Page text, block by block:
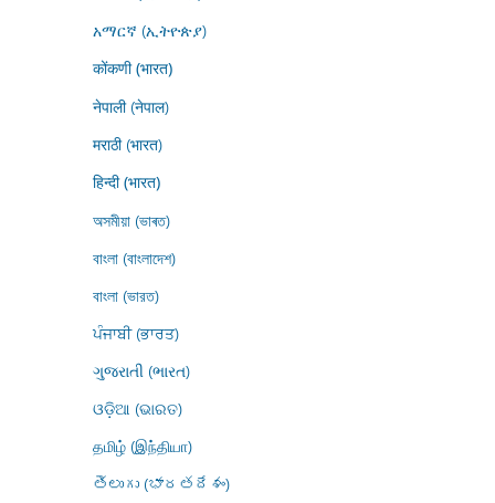
አማርኛ (ኢትዮጵያ)
कोंकणी (भारत)
नेपाली (नेपाल)
मराठी (भारत)
हिन्दी (भारत)
অসমীয়া (ভাৰত)
বাংলা (বাংলাদেশ)
বাংলা (ভারত)
ਪੰਜਾਬੀ (ਭਾਰਤ)
ગુજરાતી (ભારત)
ଓଡ଼ିଆ (ଭାରତ)
தமிழ் (இந்தியா)
తెలుగు (భారతదేశం)